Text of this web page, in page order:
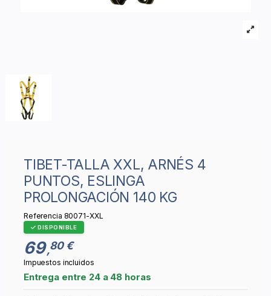
TIBET-TALLA XXL, ARNÉS 4
PUNTOS, ESLINGA
PROLONGACIÓN 140 KG
Referencia 80071-XXL
DISPONIBLE
69,80 €
Impuestos incluidos
Entrega entre 24 a 48 horas